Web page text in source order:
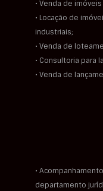
• Venda de
• Locação de
industriais;
• Venda de
• Consultoria para
• Venda de
•
departamento